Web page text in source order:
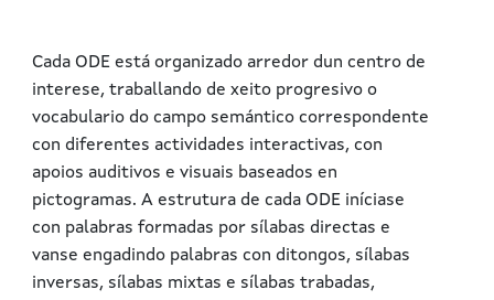
Cada ODE está organizado arredor dun centro de
interese, traballando de xeito progresivo o
vocabulario do campo semántico correspondente
con diferentes actividades interactivas, con
apoios auditivos e visuais baseados en
pictogramas. A estrutura de cada ODE iníciase
con palabras formadas por sílabas directas e
vanse engadindo palabras con ditongos, sílabas
inversas, sílabas mixtas e sílabas trabadas,